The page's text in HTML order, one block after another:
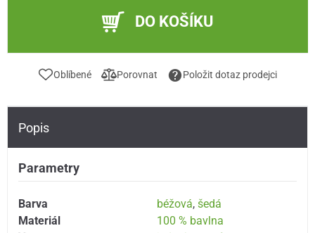
DO KOŠÍKU
Oblíbené Porovnat Položit dotaz prodejci
Popis
Parametry
Barva béžová,šedá
Materiál
100 % bavlna